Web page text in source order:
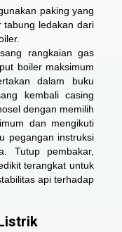
paking yang
tabung ledakan dari
rangkaian gas
boiler maksimum
dalam buku
kembali casing
dengan memilih
dan mengikuti
pegangan instruksi
Tutup pembakar,
terangkat untuk
api terhadap